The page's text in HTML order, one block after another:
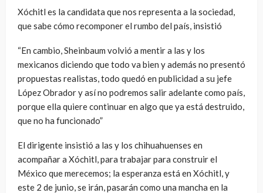
Xóchitl es la candidata que nos representa a la sociedad,
que sabe cómo recomponer el rumbo del país, insistió
“En cambio, Sheinbaum volvió a mentir a las y los
mexicanos diciendo que todo va bien y además no presentó
propuestas realistas, todo quedó en publicidad a su jefe
López Obrador y así no podremos salir adelante como país,
porque ella quiere continuar en algo que ya está destruido,
que no ha funcionado”
El dirigente insistió a las y los chihuahuenses en
acompañar a Xóchitl, para trabajar para construir el
México que merecemos; la esperanza está en Xóchitl, y
este 2 de junio, se irán, pasarán como una mancha en la